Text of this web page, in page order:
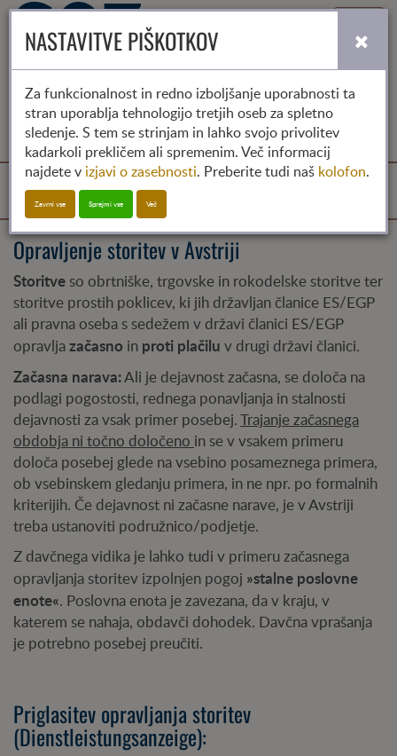
Opravljenje storitev
Opravljenje storitev v Avstriji
Storitve so obrtniške, trgovske in rokodelske storitve ter
storitve prostih poklicev, ki jih državljan članice ES/EGP
ali pravna oseba s sedežem v državi članici ES/EGP
opravljazačasno in proti plačilu v drugi državi članici.
Začasna narava:Ali je dejavnost začasna, se določa na
podlagi pogostosti, rednega ponavljanja in stalnosti
dejavnosti za vsak primer posebej.Trajanje začasnega
obdobja ni točno določeno in se v vsakem primeru
določa posebej glede na vsebino posameznega primera,
ob vsebinskem gledanju primera, in ne npr. po formalnih
kriterijih. Če dejavnost ni začasne narave, je v Avstriji
treba ustanoviti podružnico/podjetje.
Z davčnega vidika je lahko tudi v primeru začasnega
opravljanja storitev izpolnjen pogoj »stalne poslovne
enote«. Poslovna enota je zavezana, da v kraju, v
katerem se nahaja, obdavči dohodek. Davčna vprašanja
je potrebno posebej preučiti.
Priglasitev opravljanja storitev
(Dienstleistungsanzeige):
NASTAVITVE PIŠKOTKOV
Za funkcionalnost in redno izboljšanje uporabnosti ta
stran uporablja tehnologijo tretjih oseb za spletno
sledenje. S tem se strinjam in lahko svojo privolitev
kadarkoli prekličem ali spremenim. Več informacij
najdete v izjavi o zasebnosti. Preberite tudi naš kolofon.
Zavrni vse Sprejmi vse Več